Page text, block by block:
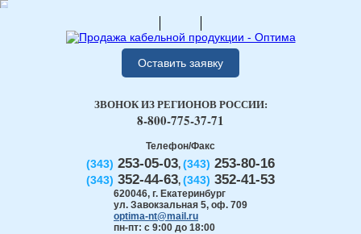
Оставить заявку
Телефон/Факс
(343) 253-05-03, (343) 253-80-16
(343) 352-44-63, (343) 352-41-53
620046, г. Екатеринбург
ул. Завокзальная 5, оф. 709
optima-nt@mail.ru
пн-пт: с 9:00 до 18:00
ЗВОНОК ИЗ РЕГИОНОВ РОССИИ:
8-800-775-37-71